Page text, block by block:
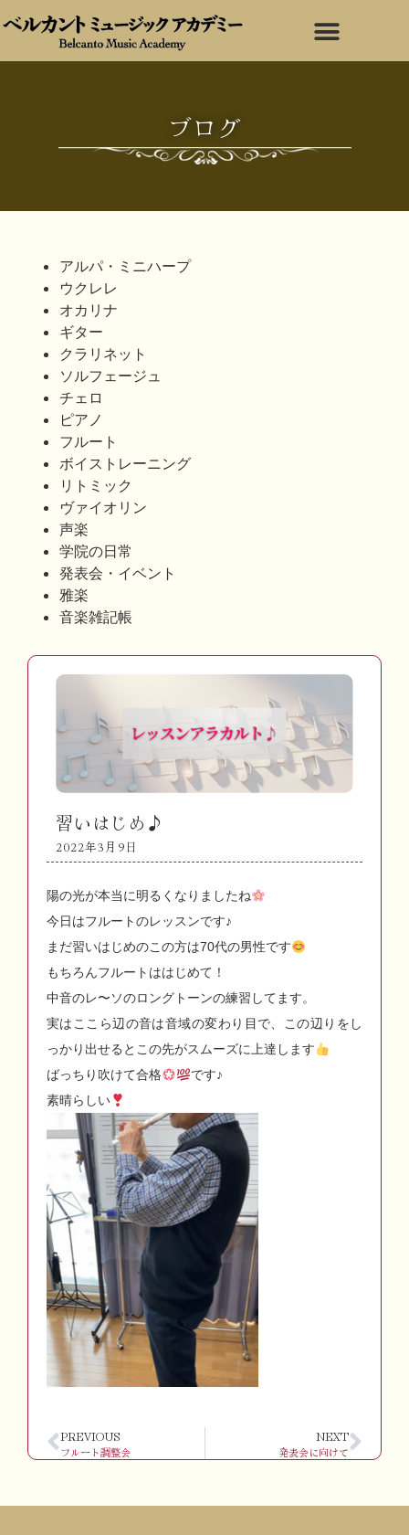
ブログ
アルパ・ミニハープ
ウクレレ
オカリナ
ギター
クラリネット
ソルフェージュ
チェロ
ピアノ
フルート
ボイストレーニング
リトミック
ヴァイオリン
声楽
学院の日常
発表会・イベント
雅楽
音楽雑記帳
習いはじめ♪
2022年3月9日
陽の光が本当に明るくなりましたね
今日はフルートのレッスンです♪
まだ習いはじめのこの方は70代の男性です
もちろんフルートははじめて！
中音のレ〜ソのロングトーンの練習してます。
実はここら辺の音は音域の変わり目で、この辺りをし
っかり出せるとこの先がスムーズに上達します
ばっちり吹けて合格
です♪
素晴らしい
PREVIOUS
フルート調整会
NEXT
発表会に向けて